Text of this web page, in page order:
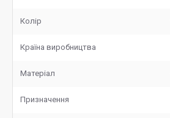
Колір
Країна виробництва
Матеріал
Призначення